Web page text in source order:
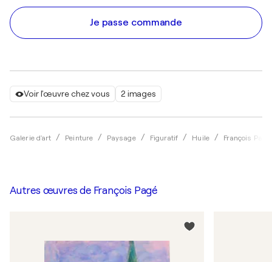
Voir l'œuvre chez vous 2 images
Galerie d'art Peinture Paysage Figuratif Huile François Pagé
Je passe commande
Autres œuvres de François Pagé